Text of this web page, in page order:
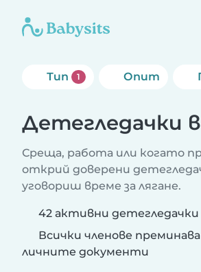
Тип 1 Опит
Детегледачки
Среща, работа или когато
открий доверени
уговориш време за лягане.
42 активни детегледачки
Всички членове
личните документи